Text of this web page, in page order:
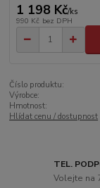
1 198 Kč/ks
990 Kč bez DPH
Číslo produktu:
Výrobce:
Hmotnost:
Hlídat cenu / dostupnost
TEL.
Volejte na